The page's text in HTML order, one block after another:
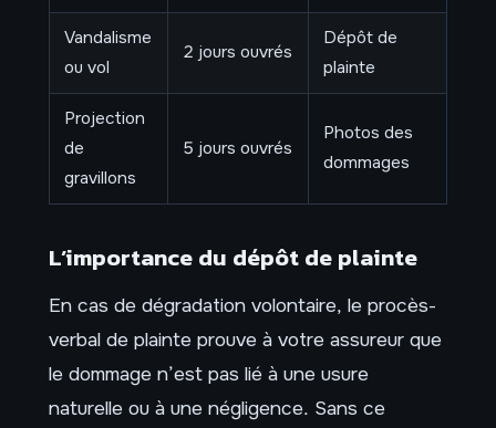
Vandalisme
ou vol
2 jours ouvrés
Dépôt de
plainte
Projection
de
gravillons
5 jours ouvrés
Photos des
dommages
L’importance du dépôt de plainte
En cas de dégradation volontaire, le procès-
verbal de plainte prouve à votre assureur que
le dommage n’est pas lié à une usure
naturelle ou à une négligence. Sans ce